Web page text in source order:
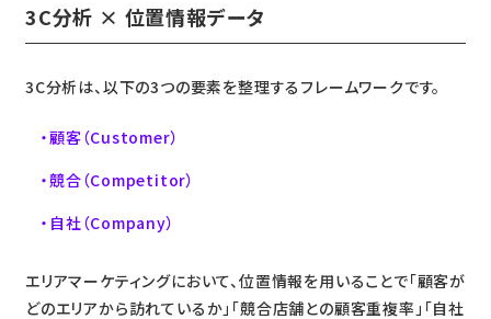
3C分析 × 位置情報データ
3C分析は、以下の3つの要素を整理するフレームワークです。
顧客（Customer）
競合（Competitor）
自社（Company）
エリアマーケティングにおいて、位置情報を用いることで「顧客が
どのエリアから訪れているか」「競合店舗との顧客重複率」「自社